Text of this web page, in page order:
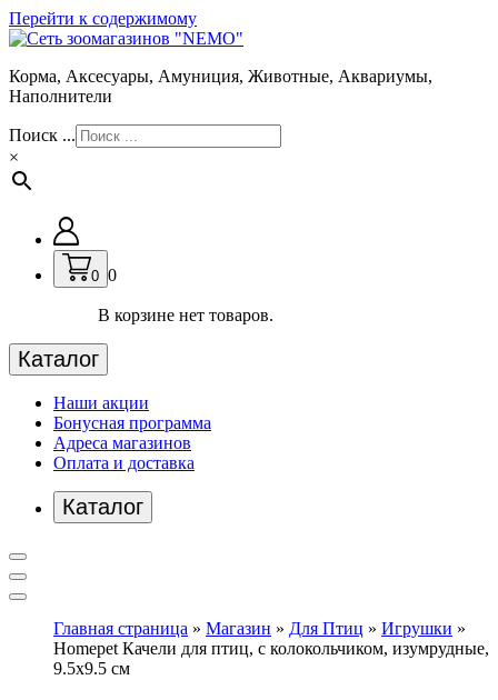
Перейти к содержимому
Корма, Аксесуары, Амуниция, Животные, Аквариумы,
Наполнители
Поиск ...
×
0 0
В корзине нет товаров.
Каталог
Наши акции
Бонусная программа
Адреса магазинов
Оплата и доставка
Каталог
Главная страница » Магазин » Для Птиц » Игрушки »
Homepet Качели для птиц, с колокольчиком, изумрудные,
9.5х9.5 см